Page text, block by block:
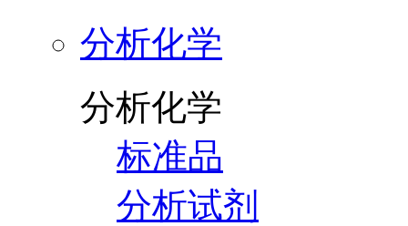
分析化学
分析化学
标准品
分析试剂